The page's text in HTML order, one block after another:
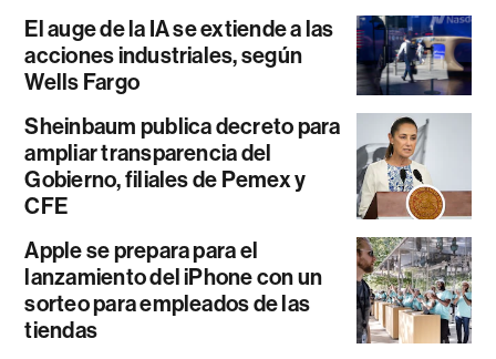
El auge de la IA se extiende a las
acciones industriales, según
Wells Fargo
Sheinbaum publica decreto para
ampliar transparencia del
Gobierno, filiales de Pemex y
CFE
Apple se prepara para el
lanzamiento del iPhone con un
sorteo para empleados de las
tiendas